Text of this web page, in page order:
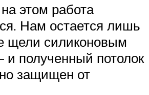
этом работа
Нам остается лишь
щели силиконовым
и полученный потолок
защищен от